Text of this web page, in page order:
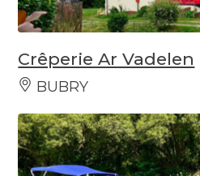
Crêperie Ar Vadelen
BUBRY